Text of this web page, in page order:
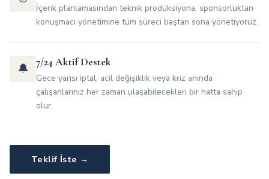
İçerik planlamasından teknik prodüksiyona, sponsorluktan
konuşmacı yönetimine tüm süreci baştan sona yönetiyoruz.
🔔 7/24 Aktif Destek
Gece yarısı iptal, acil değişiklik veya kriz anında
çalışanlarınız her zaman ulaşabilecekleri bir hatta sahip
olur.
Teklif İste →